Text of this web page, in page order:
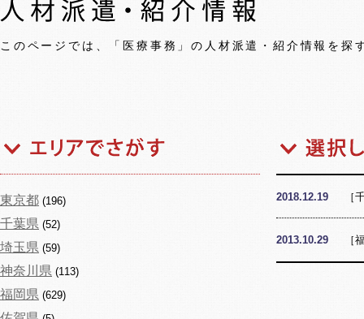
このページでは、「医療事務」の人材派遣・紹介情報を探
東京都 (196)
千葉県 (52)
埼玉県 (59)
神奈川県 (113)
福岡県 (629)
2018.12.19 ［
2013.10.29 ［